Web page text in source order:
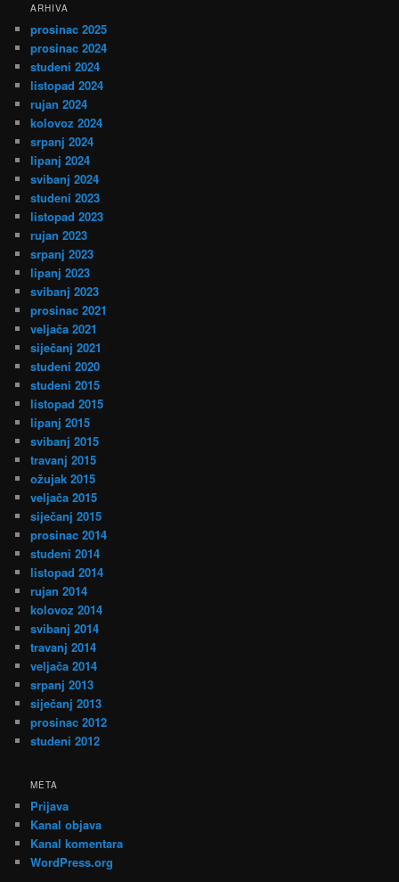
t
r
a
ž
i
ARHIVA
prosinac 2025
prosinac 2024
studeni 2024
listopad 2024
rujan 2024
kolovoz 2024
srpanj 2024
lipanj 2024
svibanj 2024
studeni 2023
listopad 2023
rujan 2023
srpanj 2023
lipanj 2023
svibanj 2023
prosinac 2021
veljača 2021
siječanj 2021
studeni 2020
studeni 2015
listopad 2015
lipanj 2015
svibanj 2015
travanj 2015
ožujak 2015
veljača 2015
siječanj 2015
prosinac 2014
studeni 2014
listopad 2014
rujan 2014
kolovoz 2014
svibanj 2014
travanj 2014
veljača 2014
srpanj 2013
siječanj 2013
prosinac 2012
studeni 2012
META
Prijava
Kanal objava
Kanal komentara
WordPress.org